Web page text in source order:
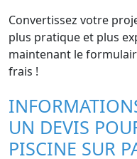
Convertissez votre
plus pratique et plus
maintenant le
frais !
UN DEVIS
PISCINE SUR